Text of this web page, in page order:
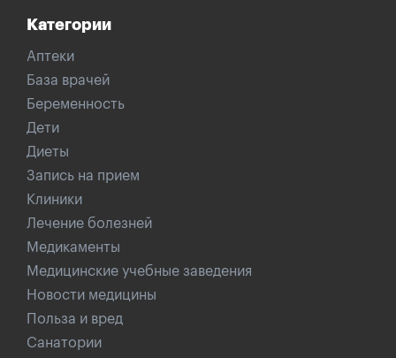
Категории
Аптеки
База врачей
Беременность
Дети
Диеты
Запись на прием
Клиники
Лечение болезней
Медикаменты
Медицинские учебные заведения
Новости медицины
Польза и вред
Санатории